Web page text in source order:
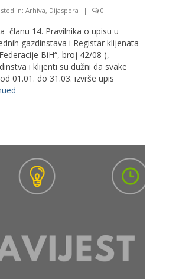
in: Arhiva, Dijaspora | 0
članu 14. Pravilnika o upisu u
gazdinstava i Registar klijenata
BiH“, broj 42/08 ),
i klijenti su dužni da svake
01.01. do 31.03. izvrše upis